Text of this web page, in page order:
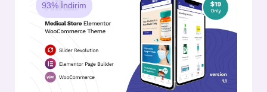
93% İndirim